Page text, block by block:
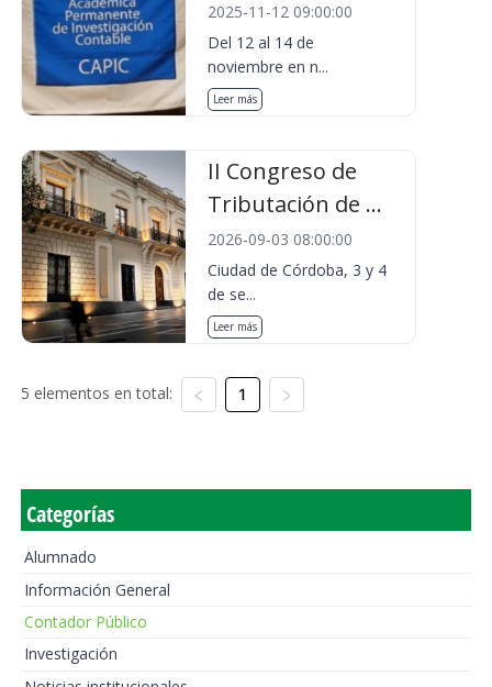
2025-11-12 09:00:00
Del 12 al 14 de
noviembre en n...
Leer más
II Congreso de
Tributación de ...
2026-09-03 08:00:00
Ciudad de Córdoba, 3 y 4
de se...
Leer más
5 elementos en total: 1
Categorías
Alumnado
Información General
Contador Público
Investigación